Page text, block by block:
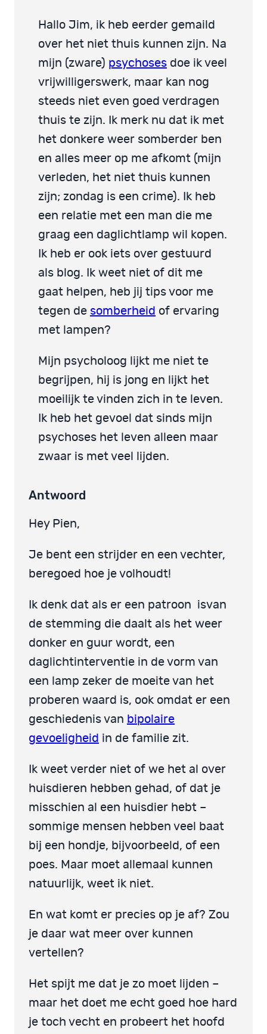
Hallo Jim, ik heb eerder gemaild
over het niet thuis kunnen zijn. Na
mijn (zware) psychoses doe ik veel
vrijwilligerswerk, maar kan nog
steeds niet even goed verdragen
thuis te zijn. Ik merk nu dat ik met
het donkere weer somberder ben
en alles meer op me afkomt (mijn
verleden, het niet thuis kunnen
zijn; zondag is een crime). Ik heb
een relatie met een man die me
graag een daglichtlamp wil kopen.
Ik heb er ook iets over gestuurd
als blog. Ik weet niet of dit me
gaat helpen, heb jij tips voor me
tegen de somberheid of ervaring
met lampen?
Mijn psycholoog lijkt me niet te
begrijpen, hij is jong en lijkt het
moeilijk te vinden zich in te leven.
Ik heb het gevoel dat sinds mijn
psychoses het leven alleen maar
zwaar is met veel lijden.
Antwoord
Hey Pien,
Je bent een strijder en een vechter,
beregoed hoe je volhoudt!
Ik denk dat als er een patroon isvan
de stemming die daalt als het weer
donker en guur wordt, een
daglichtinterventie in de vorm van
een lamp zeker de moeite van het
proberen waard is, ook omdat er een
geschiedenis van bipolaire
gevoeligheid in de familie zit.
Ik weet verder niet of we het al over
huisdieren hebben gehad, of dat je
misschien al een huisdier hebt –
sommige mensen hebben veel baat
bij een hondje, bijvoorbeeld, of een
poes. Maar moet allemaal kunnen
natuurlijk, weet ik niet.
En wat komt er precies op je af? Zou
je daar wat meer over kunnen
vertellen?
Het spijt me dat je zo moet lijden –
maar het doet me echt goed hoe hard
je toch vecht en probeert het hoofd